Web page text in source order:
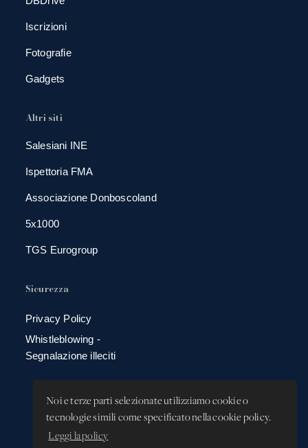
Noi e terze parti selezionate utilizziamo cookie o
tecnologie simili come specificato nella cookie policy.
Leggi la policy
Iscrizioni
Fotografie
Gadgets
Altri siti
Salesiani INE
Ispettoria FMA
Associazione Donboscoland
5x1000
TGS Eurogroup
Sicurezza
Privacy Policy
Whistleblowing -
Segnalazione illeciti